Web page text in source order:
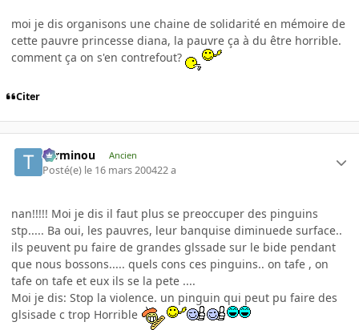
moi je dis organisons une chaine de solidarité en mémoire de
cette pauvre princesse diana, la pauvre ça à du être horrible.
comment ça on s'en contrefout?
Citer
Terminou Ancien
Posté(e) le 16 mars 200422 a
nan!!!!! Moi je dis il faut plus se preoccuper des pinguins
stp..... Ba oui, les pauvres, leur banquise diminuede surface..
ils peuvent pu faire de grandes glssade sur le bide pendant
que nous bossons..... quels cons ces pinguins.. on tafe , on
tafe on tafe et eux ils se la pete ....
Moi je dis: Stop la violence. un pinguin qui peut pu faire des
glsisade c trop Horrible